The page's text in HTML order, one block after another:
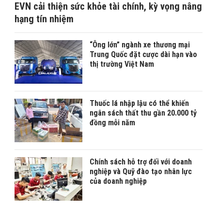
EVN cải thiện sức khỏe tài chính, kỳ vọng nâng
hạng tín nhiệm
“Ông lớn” ngành xe thương mại
Trung Quốc đặt cược dài hạn vào
thị trường Việt Nam
Thuốc lá nhập lậu có thể khiến
ngân sách thất thu gần 20.000 tỷ
đồng mỗi năm
Chính sách hỗ trợ đối với doanh
nghiệp và Quỹ đào tạo nhân lực
của doanh nghiệp